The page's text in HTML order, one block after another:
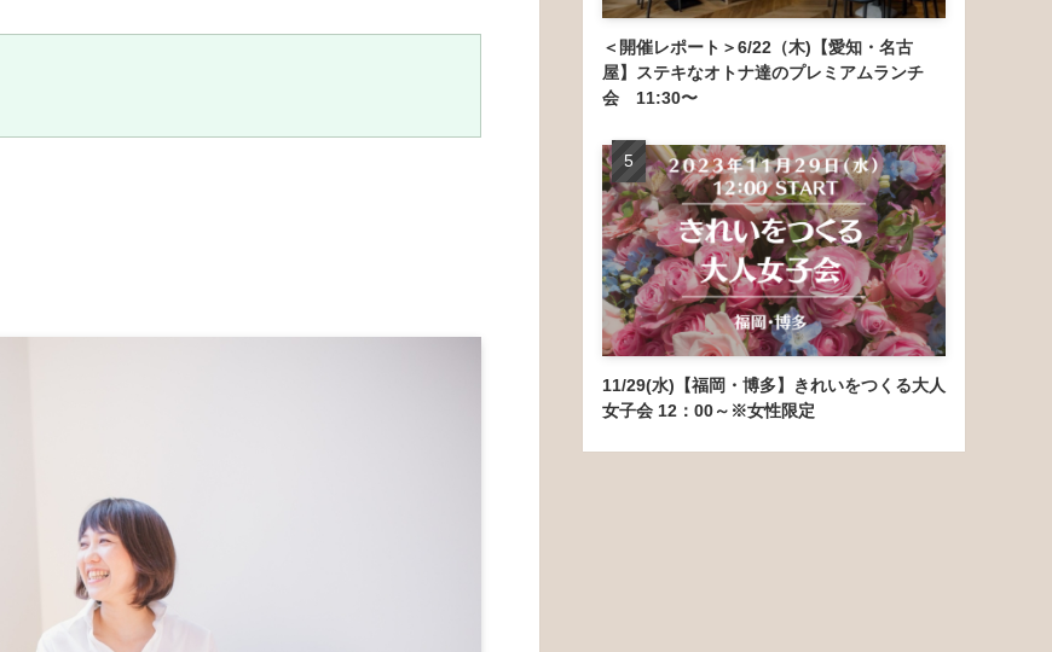
＜開催レポート＞6/22（木)【愛知・名古
屋】ステキなオトナ達のプレミアムランチ
会 11:30〜
11/29(水)【福岡・博多】きれいをつくる大人
女子会 12：00～※女性限定